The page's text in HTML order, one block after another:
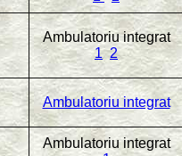
Ambulatoriu integrat
1 2
Ambulatoriu integrat
Ambulatoriu integrat